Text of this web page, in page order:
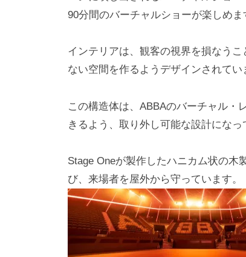
90分間のバーチャルショーが楽しめま
インテリアは、観客の視界を損なう
ない空間を作るようデザインされてい
この構造体は、ABBAのバーチャル・
きるよう、取り外し可能な設計になっ
Stage Oneが製作したハニカム状の木
び、来場者を屋外から守っています。